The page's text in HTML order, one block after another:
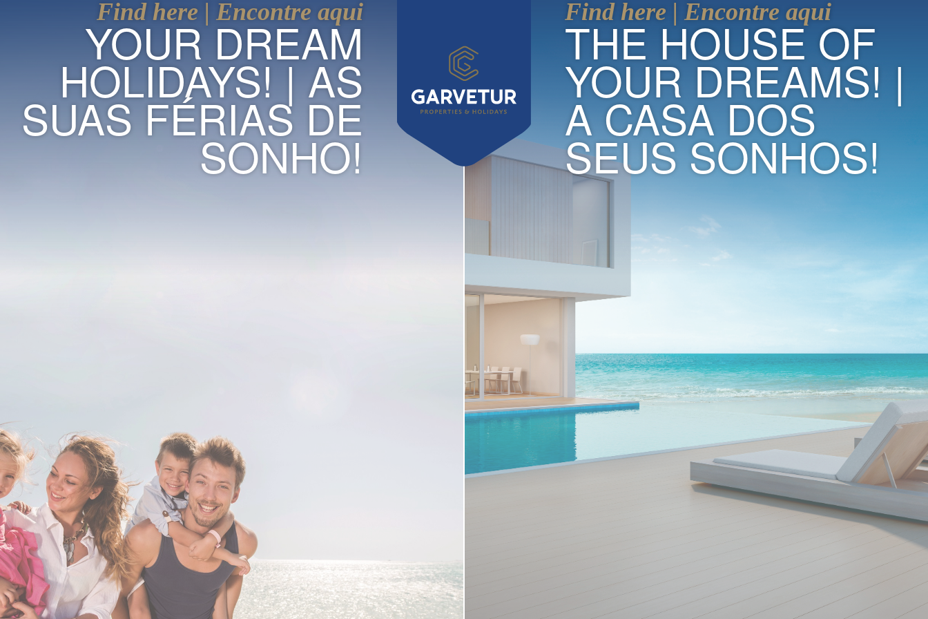
Find here | Encontre aqui
YOUR DREAM
HOLIDAYS! | AS
SUAS FÉRIAS DE
SONHO!
Find here | Encontre aqui
THE HOUSE OF
YOUR DREAMS! |
A CASA DOS
SEUS SONHOS!